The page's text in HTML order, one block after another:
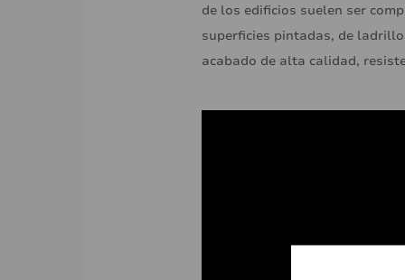
de los edificios suelen ser
superficies pintadas, de
acabado de alta calidad,